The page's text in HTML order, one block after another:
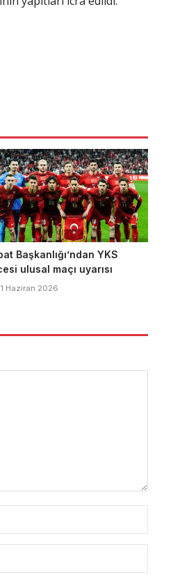
Başkanlığı’ndan YKS
ulusal maçı uyarısı
Haziran 2026